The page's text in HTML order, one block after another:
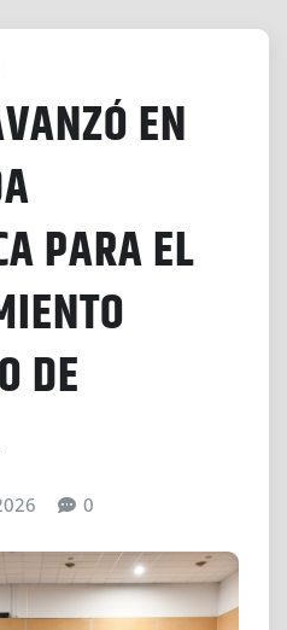
EN
PARA EL
DE
0